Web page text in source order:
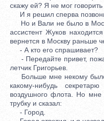
скажу ей? Я не мог
И я решил сперва
Но и Вали не было в
ассистент Жуков
вернется в Москву раньше
- А кто его спрашивает?
- Передайте привет,
летчик Григорьев.
Больше мне некому было
какому-нибудь
воздушного флота. Но
трубку и сказал:
- Город.